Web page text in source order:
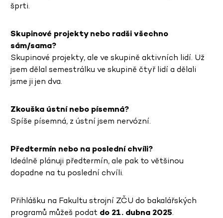
šprti.
Skupinové projekty nebo radši všechno
sám/sama?
Skupinové projekty, ale ve skupině aktivních lidí. Už
jsem dělal semestrálku ve skupině čtyř lidí a dělali
jsme ji jen dva.
Zkouška ústní nebo písemná?
Spíše písemná, z ústní jsem nervózní.
Předtermín nebo na poslední chvíli?
Ideálně plánuji předtermín, ale pak to většinou
dopadne na tu poslední chvíli.
Přihlášku na Fakultu strojní ZČU do bakalářských
programů můžeš podat do 21. dubna 2025.